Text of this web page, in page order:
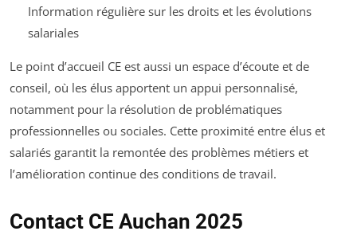
Information régulière sur les droits et les évolutions
salariales
Le point d’accueil CE est aussi un espace d’écoute et de
conseil, où les élus apportent un appui personnalisé,
notamment pour la résolution de problématiques
professionnelles ou sociales. Cette proximité entre élus et
salariés garantit la remontée des problèmes métiers et
l’amélioration continue des conditions de travail.
Contact CE Auchan 2025